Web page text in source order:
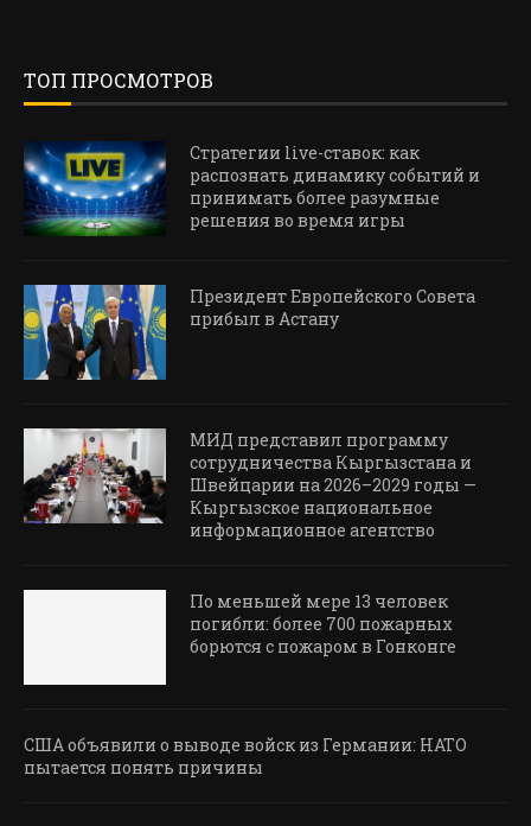
ТОП ПРОСМОТРОВ
Стратегии live-ставок: как
распознать динамику событий и
принимать более разумные
решения во время игры
Президент Европейского Совета
прибыл в Астану
МИД представил программу
сотрудничества Кыргызстана и
Швейцарии на 2026–2029 годы —
Кыргызское национальное
информационное агентство
По меньшей мере 13 человек
погибли: более 700 пожарных
борются с пожаром в Гонконге
США объявили о выводе войск из Германии: НАТО
пытается понять причины